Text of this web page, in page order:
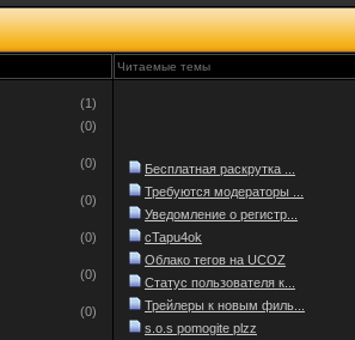
Читаемые темы
(1)
(0)
(0)
(0)
(0)
(0)
(0)
Бесплатная раскрутка ...
Требуются модераторы ...
Уведомление о регистр...
cTapu4ok
Облако тегов на UCOZ
Статус пользователя к...
Трейлеры к новым филь...
s.o.s pomogite plzz